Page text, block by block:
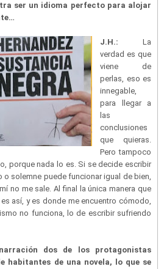
ser un idioma perfecto para alojar
J.H.: La
verdad es que
viene de
perlas, eso es
innegable,
para llegar a
las
conclusiones
que quieras.
Pero tampoco
porque nada lo es. Si se decide escribir
o solemne puede funcionar igual de bien,
no me sale. Al final la única manera que
así, y es donde me encuentro cómodo,
no funciona, lo de escribir sufriendo
dos de los protagonistas
habitantes de una novela, lo que se